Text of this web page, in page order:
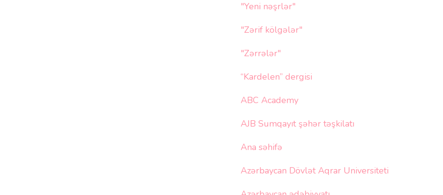
"Yeni nəşrlər"
"Zərif kölgələr"
"Zərrələr"
“Kardelen” dergisi
ABC Academy
AJB Sumqayıt şəhər təşkilatı
Ana səhifə
Azərbaycan Dövlət Aqrar Universiteti